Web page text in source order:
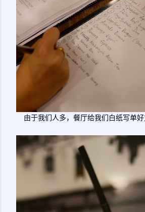
由于我们人多，餐厅给我们白纸写单